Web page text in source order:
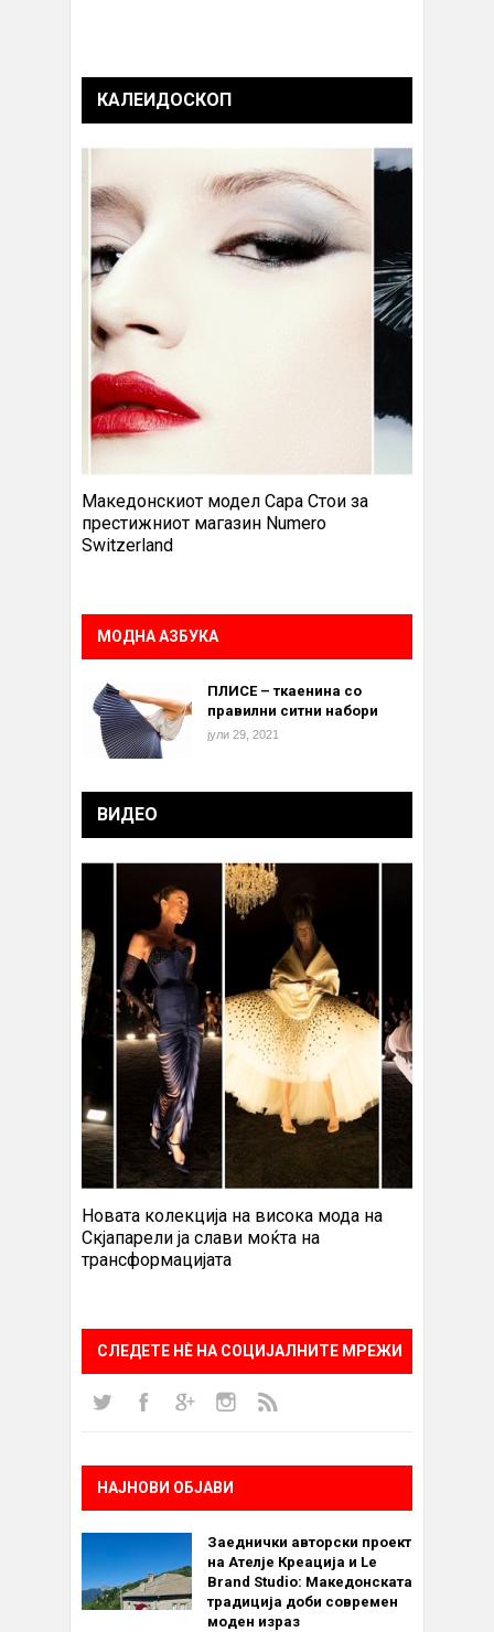
КАЛЕИДОСКОП
Македонскиот модел Сара Стои за
престижниот магазин Numero
Switzerland
МОДНА АЗБУКА
ПЛИСЕ – ткаенина со
правилни ситни набори
јули 29, 2021
ВИДЕО
Новата колекција на висока мода на
Скјапарели ја слави моќта на
трансформацијата
СЛЕДЕТЕ НÈ НА СОЦИЈАЛНИТЕ МРЕЖИ
НАЈНОВИ ОБЈАВИ
Заеднички авторски проект
на Ателје Креација и Le
Brand Studio: Македонската
традиција доби современ
моден израз